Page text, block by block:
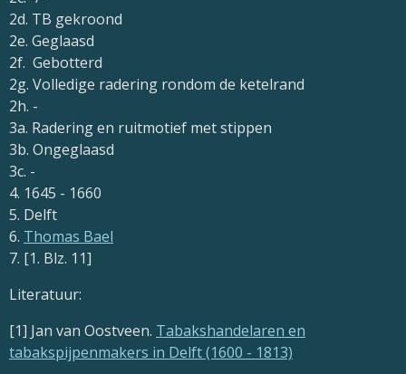
2d. TB gekroond
2e. Geglaasd
2f. Gebotterd
2g. Volledige radering rondom de ketelrand
2h. -
3a. Radering en ruitmotief met stippen
3b. Ongeglaasd
3c. -
4. 1645 - 1660
5. Delft
6. Thomas Bael
7. [1. Blz. 11]
Literatuur:
[1] Jan van Oostveen. Tabakshandelaren en
tabakspijpenmakers in Delft (1600 - 1813)